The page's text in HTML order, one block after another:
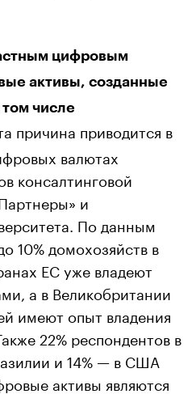
цифровым
активы, созданные
том числе
причина приводится в
валютах
консалтинговой
и
По данным
10% домохозяйств в
ЕС уже владеют
а в Великобритании
имеют опыт владения
22% респондентов в
и 14% — в США
активы являются